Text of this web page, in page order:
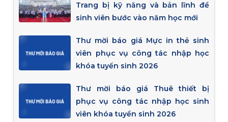
Trang bị kỹ năng và bản lĩnh để
sinh viên bước vào năm học mới
Thư mời báo giá Mực in thẻ sinh
viên phục vụ công tác nhập học
khóa tuyển sinh 2026
Thư mời báo giá Thuê thiết bị
phục vụ công tác nhập học sinh
viên khóa tuyển sinh 2026